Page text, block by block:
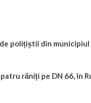
polițiștii din
răniți pe DN 66, în